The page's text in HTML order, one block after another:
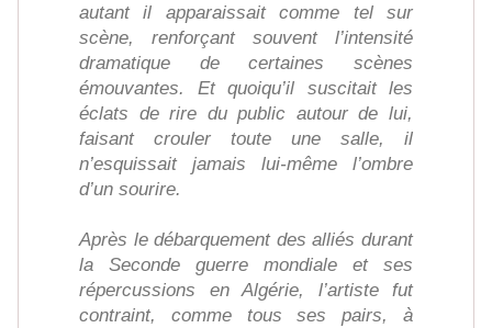
autant il apparaissait comme tel sur
scène, renforçant souvent l’intensité
dramatique de certaines scènes
émouvantes. Et quoiqu’il suscitait les
éclats de rire du public autour de lui,
faisant crouler toute une salle, il
n’esquissait jamais lui-même l’ombre
d’un sourire.
Après le débarquement des alliés durant
la Seconde guerre mondiale et ses
répercussions en Algérie, l’artiste fut
contraint, comme tous ses pairs, à